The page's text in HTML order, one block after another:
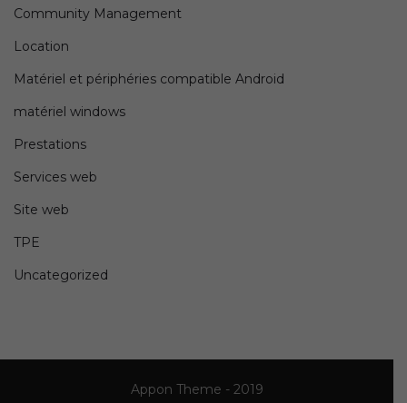
Community Management
Location
Matériel et périphéries compatible Android
matériel windows
Prestations
Services web
Site web
TPE
Uncategorized
Appon Theme - 2019